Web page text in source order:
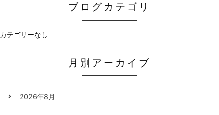
ブログカテゴリ
カテゴリーなし
月別アーカイブ
2026年8月